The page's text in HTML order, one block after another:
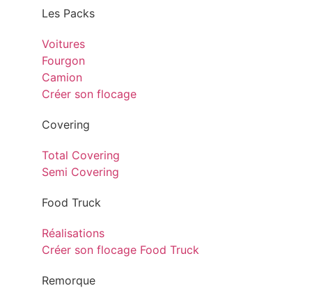
Les Packs
Voitures
Fourgon
Camion
Créer son flocage
Covering
Total Covering
Semi Covering
Food Truck
Réalisations
Créer son flocage Food Truck
Remorque